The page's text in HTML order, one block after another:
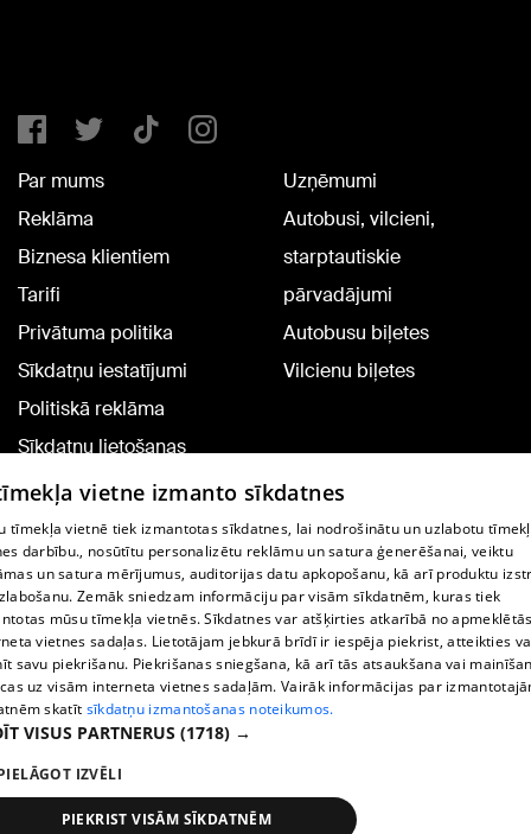
Par mums
Reklāma
Biznesa klientiem
Tarifi
Privātuma politika
Sīkdatņu iestatījumi
Politiskā reklāma
Sīkdatņu lietošanas
noteikumi
Komentāru pievienošana
Uzņēmumi
Autobusi, vilcieni,
starptautiskie
pārvadājumi
Autobusu biļetes
Vilcienu biļetes
TV programma
Līguma noteikumi
360 Ziņu kontakti
Helio Media
Portāla palīdzības dienests: e-pasts -
All rights reserved.
vietne izmanto sīkdatnes
tīmekļa vietnē tiek izmantotas sīkdatnes, lai nodrošinātu un uzlabotu
darbību., nosūtītu personalizētu reklāmu un satura ģenerēšanai, veiktu
un satura mērījumus, auditorijas datu apkopošanu, kā arī produktu
Zemāk sniedzam informāciju par visām sīkdatnēm, kuras tiek
mūsu tīmekļa vietnēs. Sīkdatnes var atšķirties atkarībā no
vietnes sadaļas. Lietotājam jebkurā brīdī ir iespēja piekrist, atteikties
savu piekrišanu. Piekrišanas sniegšana, kā arī tās atsaukšana vai
uz visām interneta vietnes sadaļām. Vairāk informācijas par
skatīt sīkdatņu izmantošanas noteikumos.
VISUS PARTNERUS (1718) →
IZVĒLI
PIEKRIST VISĀM SĪKDATNĒM